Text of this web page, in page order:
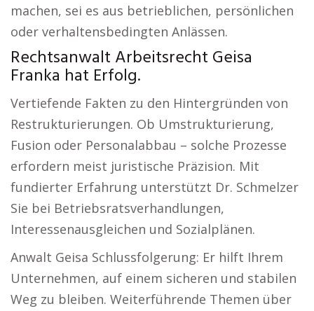
machen, sei es aus betrieblichen, persönlichen
oder verhaltensbedingten Anlässen.
Rechtsanwalt Arbeitsrecht Geisa
Franka hat Erfolg.
Vertiefende Fakten zu den Hintergründen von
Restrukturierungen. Ob Umstrukturierung,
Fusion oder Personalabbau – solche Prozesse
erfordern meist juristische Präzision. Mit
fundierter Erfahrung unterstützt Dr. Schmelzer
Sie bei Betriebsratsverhandlungen,
Interessenausgleichen und Sozialplänen.
Anwalt Geisa Schlussfolgerung: Er hilft Ihrem
Unternehmen, auf einem sicheren und stabilen
Weg zu bleiben. Weiterführende Themen über